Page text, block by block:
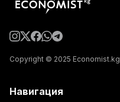
Copyright © 2025 Economist.kg
Навигация